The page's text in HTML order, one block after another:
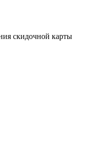
скидочной карты